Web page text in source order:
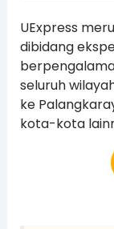
UExpress
dibidang
seluruh
ke
kota-kota